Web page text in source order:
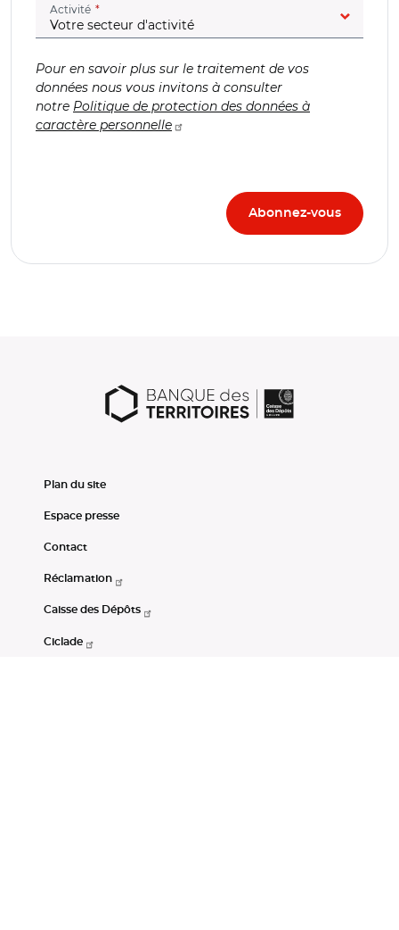
Activité (champ obligatoire)
Pour en savoir plus sur le traitement de vos
données nous vous invitons à consulter
notre Politique de protection des données à
caractère personnelle
Plan du site
Espace presse
Contact
Réclamation
Caisse des Dépôts
Ciclade